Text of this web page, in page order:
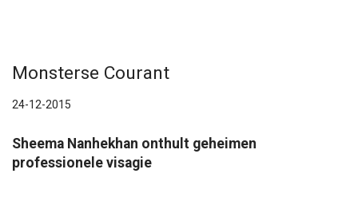
Monsterse Courant
24-12-2015
Sheema Nanhekhan onthult geheimen
professionele visagie